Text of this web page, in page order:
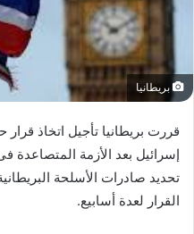
بريطانيا
قررت بريطانيا تأجيل اتخاذ
إسرائيل بعد الأزمة المتصاعدة
تحديد صادرات الأسلحة
القرار لعدة أسابيع.